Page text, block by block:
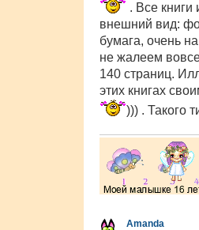
. Все
внешний вид:
бумага, очень
не жалеем
140 страниц.
этих книгах
))) . Такого
Amanda